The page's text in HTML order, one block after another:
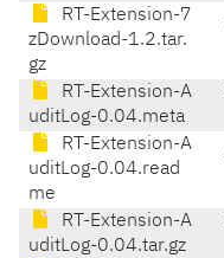
RT-Extension-7
zDownload-1.2.tar.
gz
RT-Extension-A
uditLog-0.04.meta
RT-Extension-A
uditLog-0.04.read
me
RT-Extension-A
uditLog-0.04.tar.gz